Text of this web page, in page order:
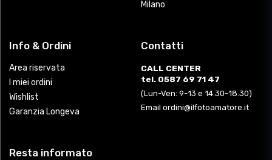
Milano
Info & Ordini
Area riservata
I miei ordini
Wishlist
Garanzia Longeva
Contatti
CALL CENTER
tel. 0587 69 71 47
(Lun-Ven: 9-13 e 14.30-18.30)
Email ordini@ilfotoamatore.it
Resta informato